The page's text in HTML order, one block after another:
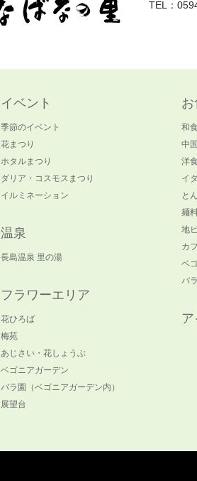
TEL：
イベント
季節のイベント
花まつり
ホタルまつり
ダリア・コスモスまつり
イルミネーション
温泉
長島温泉 里の湯
フラワーエリア
花ひろば
梅苑
あじさい・花しょうぶ
ベゴニアガーデン
バラ園（ベゴニアガーデン内）
展望台
和
中
洋
イ
と
麺
地
カ
ベ
バ